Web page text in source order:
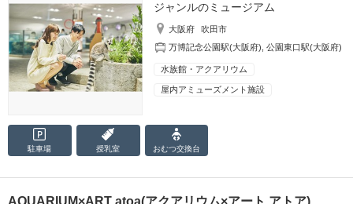
ジャンルのミュージアム
大阪府
吹田市
万博記念公園駅(大阪府) ,公園東口駅(大阪府)
水族館・アクアリウム
屋内アミューズメント施設
駐車場 授乳室 おむつ交換台